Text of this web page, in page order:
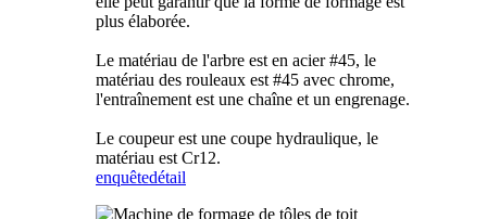
plus élaborée.
Le matériau de l'arbre est en acier #45, le
matériau des rouleaux est #45 avec chrome,
l'entraînement est une chaîne et un engrenage.
Le coupeur est une coupe hydraulique, le
matériau est Cr12.
enquêtedétail